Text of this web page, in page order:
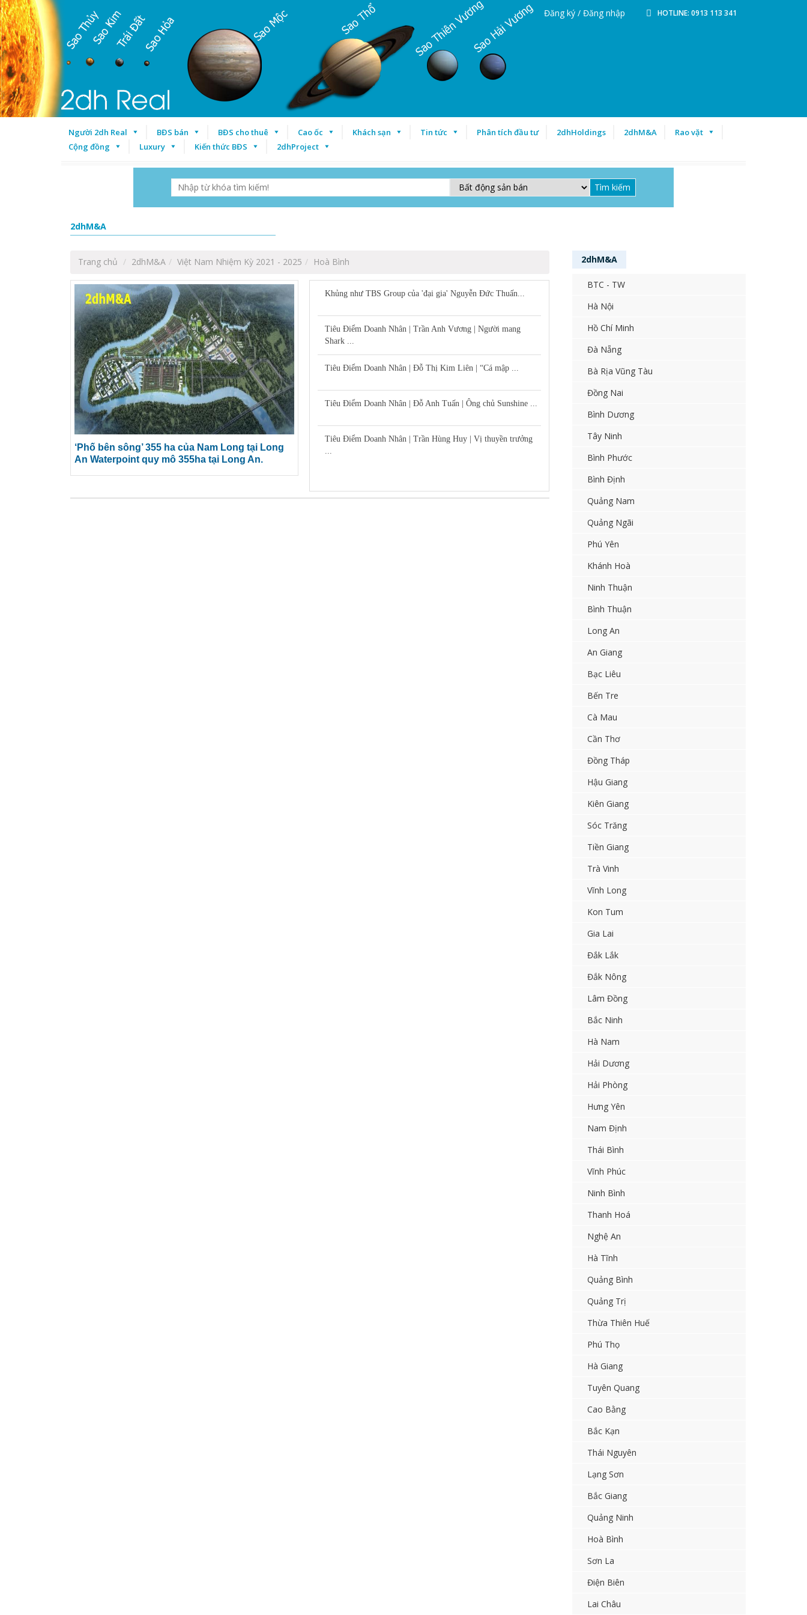
HOTLINE: 0913 113 341
Đăng ký / Đăng nhập
Người 2dh Real BĐS bán BĐS cho thuê Cao ốc Khách sạn Tin tức Phân tích đầu tư 2dhHoldings 2dhM&A
Rao vặt
Cộng đồng
Luxury Kiến thức BĐS 2dhProject
2dhM&A
Trang chủ 2dhM&A Việt Nam Nhiệm Kỳ 2021 - 2025 Hoà Bình
‘Phố bên sông’ 355 ha của Nam Long tại Long
An Waterpoint quy mô 355ha tại Long An.
Khủng như TBS Group của 'đại gia' Nguyễn Đức Thuấn...
Tiêu Điểm Doanh Nhân | Trần Anh Vương | Người mang
Shark ...
Tiêu Điểm Doanh Nhân | Đỗ Thị Kim Liên | “Cá mập ...
Tiêu Điểm Doanh Nhân | Đỗ Anh Tuấn | Ông chủ Sunshine ...
Tiêu Điểm Doanh Nhân | Trần Hùng Huy | Vị thuyền trưởng
2dhM&A
BTC - TW
Hà Nội
Hồ Chí Minh
Đà Nẵng
Bà Rịa Vũng Tàu
Đồng Nai
Bình Dương
Tây Ninh
Bình Phước
Bình Định
Quảng Nam
Quảng Ngãi
Phú Yên
Khánh Hoà
Ninh Thuận
Bình Thuận
Long An
An Giang
Bạc Liêu
Bến Tre
Cà Mau
Cần Thơ
Đồng Tháp
Hậu Giang
Kiên Giang
Sóc Trăng
Tiền Giang
Trà Vinh
Vĩnh Long
Kon Tum
Gia Lai
Đắk Lắk
Đắk Nông
Lâm Đồng
Bắc Ninh
Hà Nam
Hải Dương
Hải Phòng
Hưng Yên
Nam Định
Thái Bình
Vĩnh Phúc
Ninh Bình
Thanh Hoá
Nghệ An
Hà Tĩnh
Quảng Bình
Quảng Trị
Thừa Thiên Huế
Phú Thọ
Hà Giang
Tuyên Quang
Cao Bằng
Bắc Kạn
Thái Nguyên
Lạng Sơn
Bắc Giang
Quảng Ninh
Hoà Bình
Sơn La
Điện Biên
Lai Châu